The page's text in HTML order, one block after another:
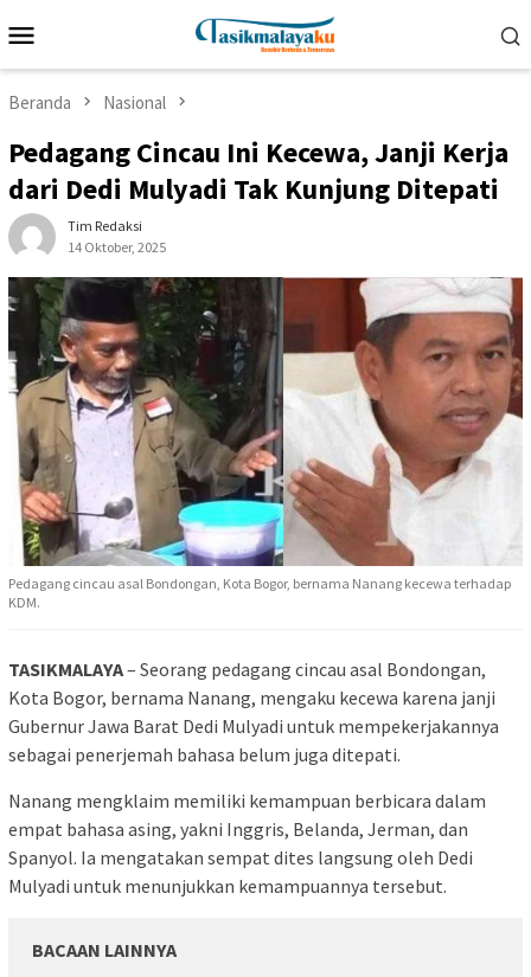
ke
Mobile
Beranda Nasional
Pedagang Cincau Ini Kecewa, Janji Kerja
dari Dedi Mulyadi Tak Kunjung Ditepati
Tim Redaksi
14 Oktober, 2025
Pedagang cincau asal Bondongan, Kota Bogor, bernama Nanang kecewa terhadap
KDM.
TASIKMALAYA– Seorang pedagang cincau asal Bondongan,
Kota Bogor, bernama Nanang, mengaku kecewa karena janji
Gubernur Jawa Barat Dedi Mulyadi untuk mempekerjakannya
sebagai penerjemah bahasa belum juga ditepati.
Nanang mengklaim memiliki kemampuan berbicara dalam
empat bahasa asing, yakni Inggris, Belanda, Jerman, dan
Spanyol. Ia mengatakan sempat dites langsung oleh Dedi
Mulyadi untuk menunjukkan kemampuannya tersebut.
BACAAN LAINNYA